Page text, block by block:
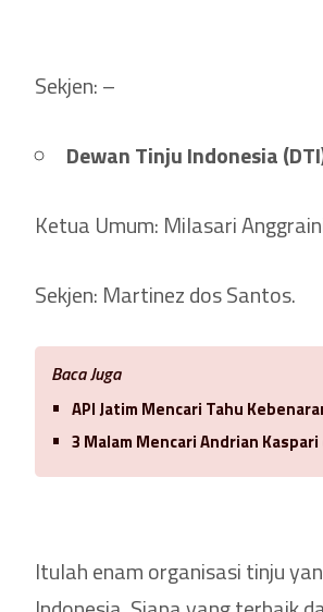
Sekjen: –
Dewan Tinju Indonesia
Ketua Umum: Milasari
Sekjen: Martinez dos Santos.
Baca Juga
API Jatim Mencari Tahu
3 Malam Mencari Andrian
Itulah enam organisasi tinju